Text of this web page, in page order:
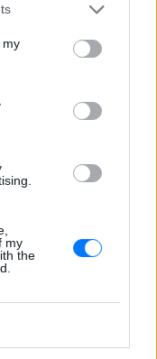
my
my
the
της στα
ΓΑΔΑ
Αθήνα με συνοδεία
- Δείτε φωτογραφίες
πνίγηκε ‑ τα
έδειξε
το 3χρονο παιδί της
αδερφή του,